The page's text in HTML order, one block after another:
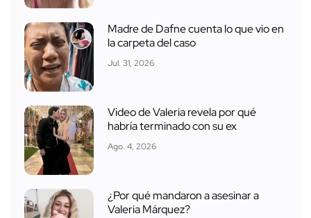
Madre de Dafne cuenta lo que vio en
la carpeta del caso
Jul. 31, 2026
Video de Valeria revela por qué
habría terminado con su ex
Ago. 4, 2026
¿Por qué mandaron a asesinar a
Valeria Márquez?